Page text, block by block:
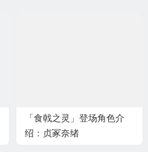
「食戟之灵」登场角色介
绍：贞冢奈绪